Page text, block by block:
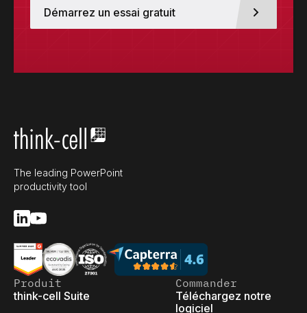
Démarrez un essai gratuit
The leading PowerPoint
productivity tool
Produit
think-cell Suite
Commander
Téléchargez notre
logiciel